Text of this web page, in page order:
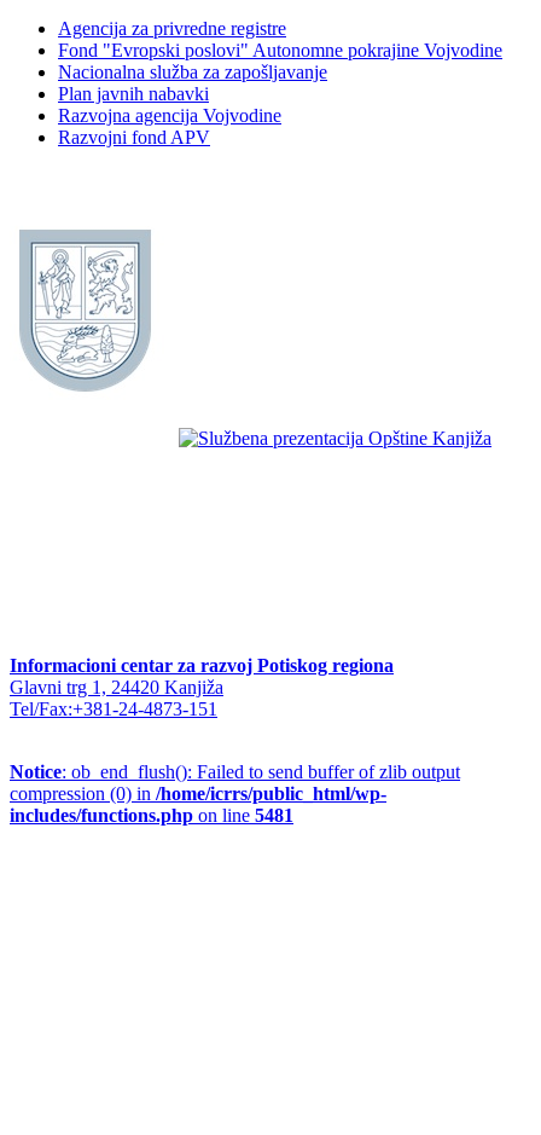
Agencija za privredne registre
Fond "Evropski poslovi" Autonomne pokrajine Vojvodine
Nacionalna služba za zapošljavanje
Plan javnih nabavki
Razvojna agencija Vojvodine
Razvojni fond APV
Informacioni centar za razvoj Potiskog regiona
Glavni trg 1, 24420 Kanjiža
Tel/Fax:+381-24-4873-151
Notice: ob_end_flush(): Failed to send buffer of zlib output
compression (0) in /home/icrrs/public_html/wp-
includes/functions.php on line 5481